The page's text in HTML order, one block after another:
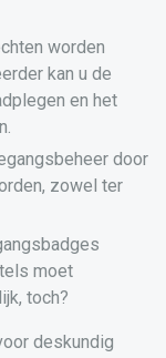
worden
kan u de
en het
door
zowel ter
moet
toch?
deskundig